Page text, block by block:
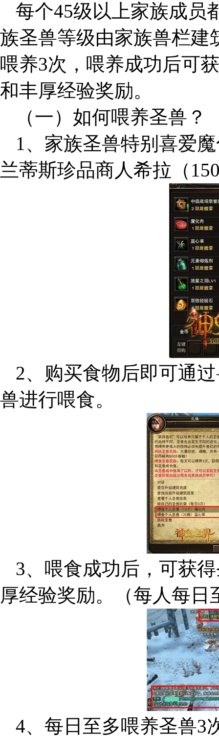
每个45级以上家族成员
族圣兽等级由家族兽栏建
喂养3次，喂养成功后可
和丰厚经验奖励。
（一）如何喂养圣兽？
1、家族圣兽特别喜爱
兰蒂斯珍品商人希拉（
2、购买食物后即可通
兽进行喂食。
3、喂食成功后，可获
厚经验奖励。（每人每日
4、每日至多喂养圣兽3